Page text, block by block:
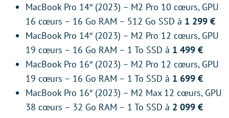
MacBook Pro 14″ (2023) – M2 Pro 10 cœurs, GPU
16 cœurs – 16 Go RAM – 512 Go SSD à 1 299 €
MacBook Pro 14″ (2023) – M2 Pro 12 cœurs, GPU
19 cœurs – 16 Go RAM – 1 To SSD à 1 499 €
MacBook Pro 16″ (2023) – M2 Pro 12 cœurs, GPU
19 cœurs – 16 Go RAM – 1 To SSD à 1 699 €
MacBook Pro 16″ (2023) – M2 Max 12 cœurs, GPU
38 cœurs – 32 Go RAM – 1 To SSD à 2 099 €